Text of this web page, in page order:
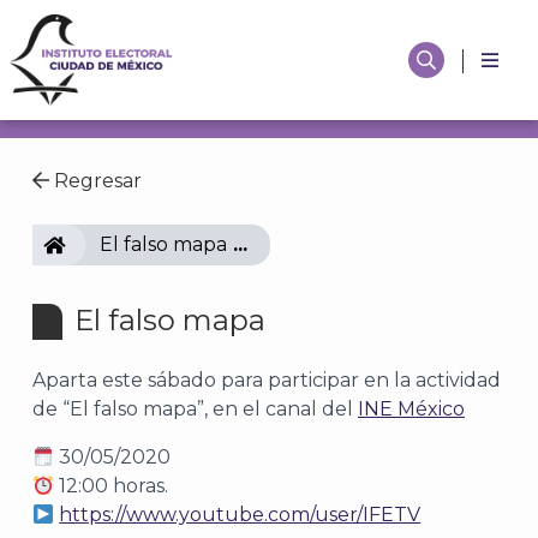
Regresar
IECMEl falso mapa
El falso mapa
Aparta este sábado para participar en la actividad
de “El falso mapa”, en el canal del INE México
30/05/2020
12:00 horas.
https://www.youtube.com/user/IFETV